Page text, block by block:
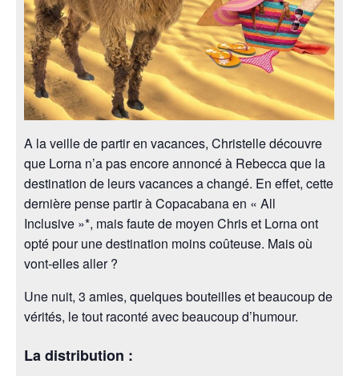
A la veille de partir en vacances, Christelle découvre
que Lorna n’a pas encore annoncé à Rebecca que la
destination de leurs vacances a changé. En effet, cette
dernière pense partir à Copacabana en « All
Inclusive »*, mais faute de moyen Chris et Lorna ont
opté pour une destination moins coûteuse. Mais où
vont-elles aller ?
Une nuit, 3 amies, quelques bouteilles et beaucoup de
vérités, le tout raconté avec beaucoup d’humour.
La distribution :